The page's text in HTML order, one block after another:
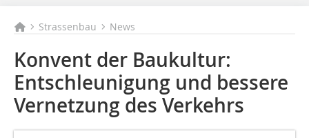
Strassenbau News
Konvent der Baukultur:
Entschleunigung und bessere
Vernetzung des Verkehrs